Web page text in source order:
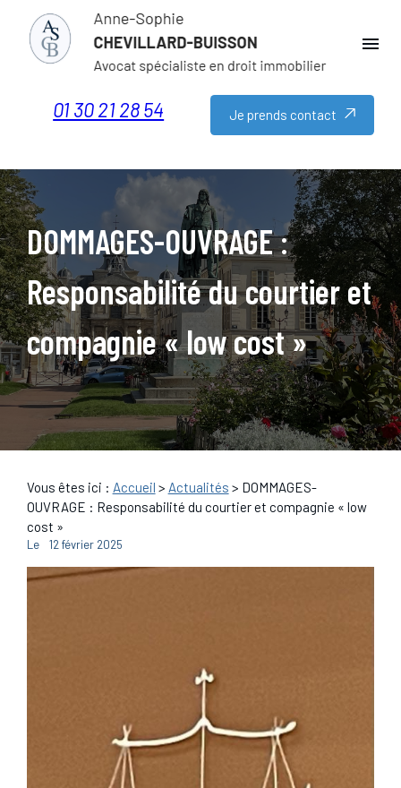
menu
01 30 21 28 54 Je prends contact
DOMMAGES-OUVRAGE :
Responsabilité du courtier et
compagnie « low cost »
Vous êtes ici : Accueil > Actualités > DOMMAGES-
OUVRAGE : Responsabilité du courtier et compagnie « low
cost »
Le 12 février 2025
Panneau de gestion des cookies